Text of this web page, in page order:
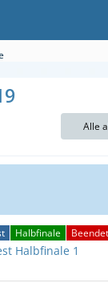
Alle
Halbfinale Beendet
Halbfinale 1